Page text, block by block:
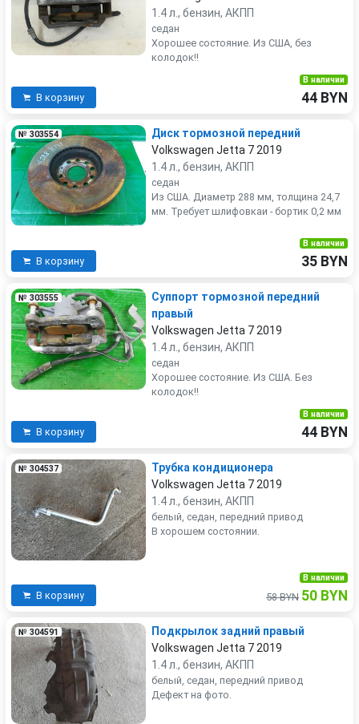
1.4 л., бензин, АКПП
седан
Хорошее состояние. Из США, без
колодок!!
В корзину
В наличии
44 BYN
№ 303554
Диск тормозной передний
Volkswagen Jetta 7 2019
1.4 л., бензин, АКПП
седан
Из США. Диаметр 288 мм, толщина 24,7
мм. Требует шлифовкаи - бортик 0,2 мм
В корзину
В наличии
35 BYN
№ 303555
Суппорт тормозной передний
правый
Volkswagen Jetta 7 2019
1.4 л., бензин, АКПП
седан
Хорошее состояние. Из США. Без
колодок!!
В корзину
В наличии
44 BYN
№ 304537
Трубка кондиционера
Volkswagen Jetta 7 2019
1.4 л., бензин, АКПП
белый, седан, передний привод
В хорошем состоянии.
В корзину
В наличии
58 BYN 50 BYN
№ 304591
Подкрылок задний правый
Volkswagen Jetta 7 2019
1.4 л., бензин, АКПП
белый, седан, передний привод
Дефект на фото.